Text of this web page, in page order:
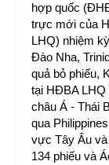
hợp quốc
trực mới của
LHQ) nhiệm
Đào Nha,
quả bỏ phiếu,
tại HĐBA LHQ
châu Á - Thái
qua
vực Tây Âu
134 phiếu và